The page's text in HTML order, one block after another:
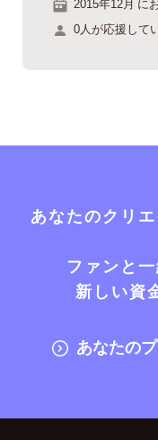
0人が応援して
あなたのクリ
ファンと
新しい資
あなたの